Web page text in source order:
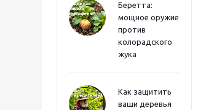
Беретта:
мощное оружие
против
колорадского
жука
Как защитить
ваши деревья